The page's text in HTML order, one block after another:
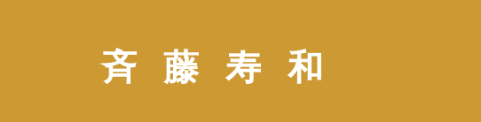
斉藤寿和